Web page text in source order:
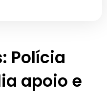
Polícia
apoio e